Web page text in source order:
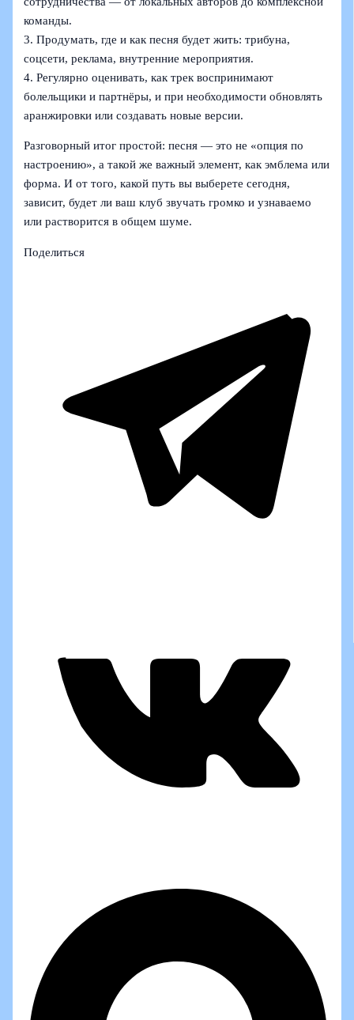
команды.
3. Продумать, где и как песня будет жить: трибуна,
соцсети, реклама, внутренние мероприятия.
4. Регулярно оценивать, как трек воспринимают
болельщики и партнёры, и при необходимости обновлять
аранжировки или создавать новые версии.
Разговорный итог простой: песня — это не «опция по
настроению», а такой же важный элемент, как эмблема или
форма. И от того, какой путь вы выберете сегодня,
зависит, будет ли ваш клуб звучать громко и узнаваемо
или растворится в общем шуме.
Поделиться